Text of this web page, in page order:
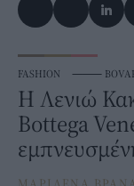
FASHION ⸻
Η Λενιώ
Bottega